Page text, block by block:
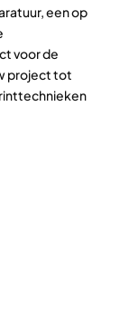
een op
voor de
project tot